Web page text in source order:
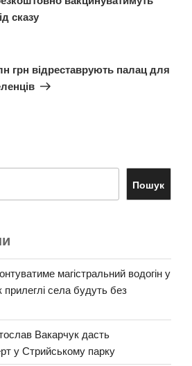
сказу
грн відреставрують палац для
Пошук
магістральний водогін у
прилеглі села будуть без
Вакарчук дасть
у Стрийському парку